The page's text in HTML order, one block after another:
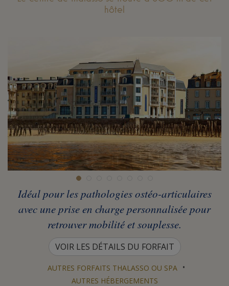
hôtel
Idéal pour les pathologies ostéo-articulaires
avec une prise en charge personnalisée pour
retrouver mobilité et souplesse.
VOIR LES DÉTAILS DU FORFAIT
AUTRES FORFAITS THALASSO OU SPA •
AUTRES HÉBERGEMENTS